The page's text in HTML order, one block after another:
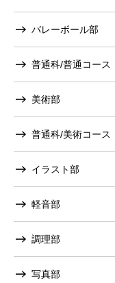
バレーボール部
普通科/普通コース
美術部
普通科/美術コース
イラスト部
軽音部
調理部
写真部